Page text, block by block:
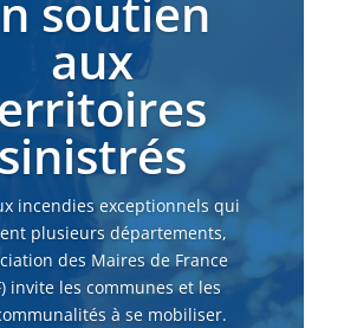
soutien
aux
sinistrés
incendies exceptionnels qui
plusieurs départements,
des Maires de France
invite les communes et les
à se mobiliser.